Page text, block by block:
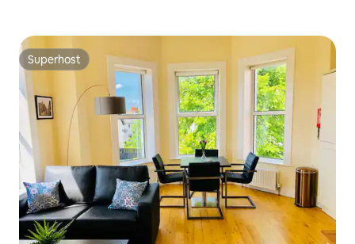
Superhost
Superhost